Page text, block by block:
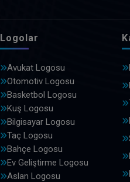
Logolar
Avukat Logosu
Otomotiv Logosu
Basketbol Logosu
Kuş Logosu
Bilgisayar Logosu
Taç Logosu
Bahçe Logosu
Ev Geliştirme Logosu
Aslan Logosu